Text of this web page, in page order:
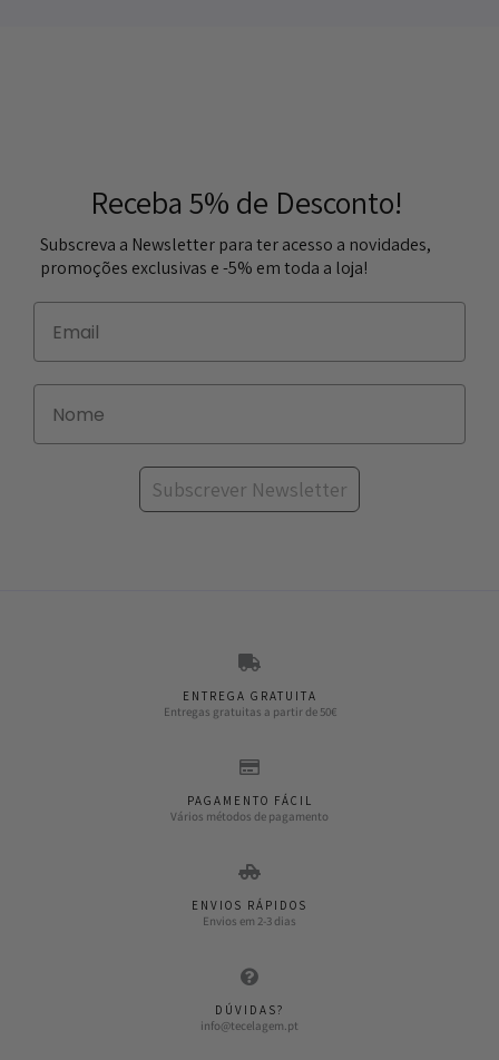
Receba 5% de Desconto!
Subscreva a Newsletter para ter acesso a novidades,
promoções exclusivas e -5% em toda a loja!
Subscrever Newsletter
ENTREGA GRATUITA
Entregas gratuitas a partir de 50€
PAGAMENTO FÁCIL
Vários métodos de pagamento
ENVIOS RÁPIDOS
Envios em 2-3 dias
DÚVIDAS?
info@tecelagem.pt